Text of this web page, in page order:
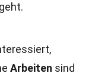
Arbeiten sind